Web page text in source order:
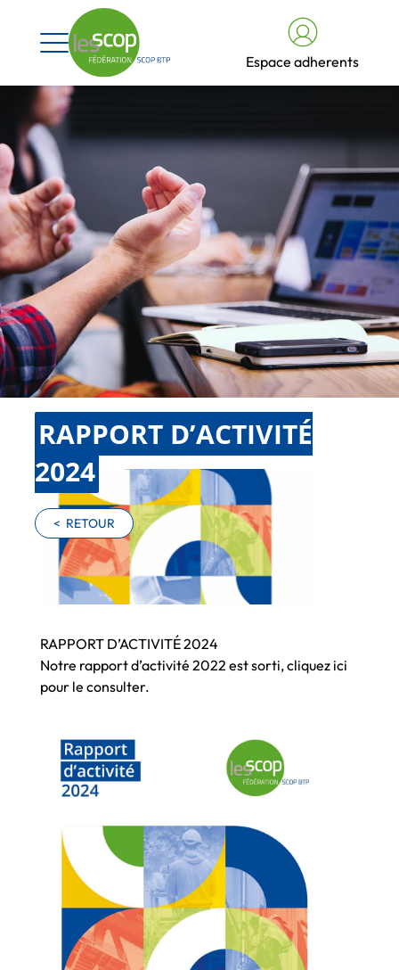
Espace adherents
RAPPORT D’ACTIVITÉ
2024
< RETOUR
RAPPORT D’ACTIVITÉ 2024
Notre rapport d’activité 2022 est sorti,cliquez ici
pour le consulter.